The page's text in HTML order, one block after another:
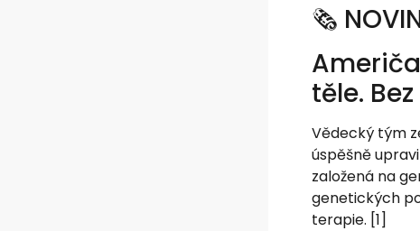
🗞️
těle.
Vědecký tým
úspěšně
založená na
genetických
terapie. [1]